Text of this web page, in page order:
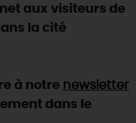
END
aux visiteurs de
la cité
à notre newsletter
dans le